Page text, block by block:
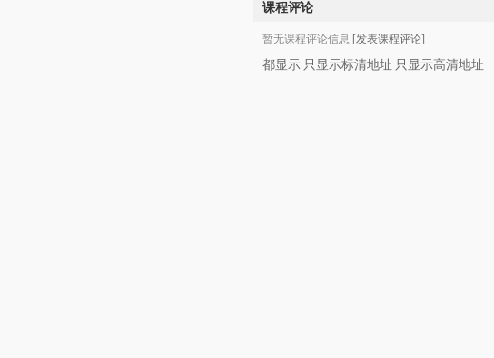
课程评论
暂无课程评论信息 [发表课程评论]
都显示 只显示标清地址 只显示高清地址